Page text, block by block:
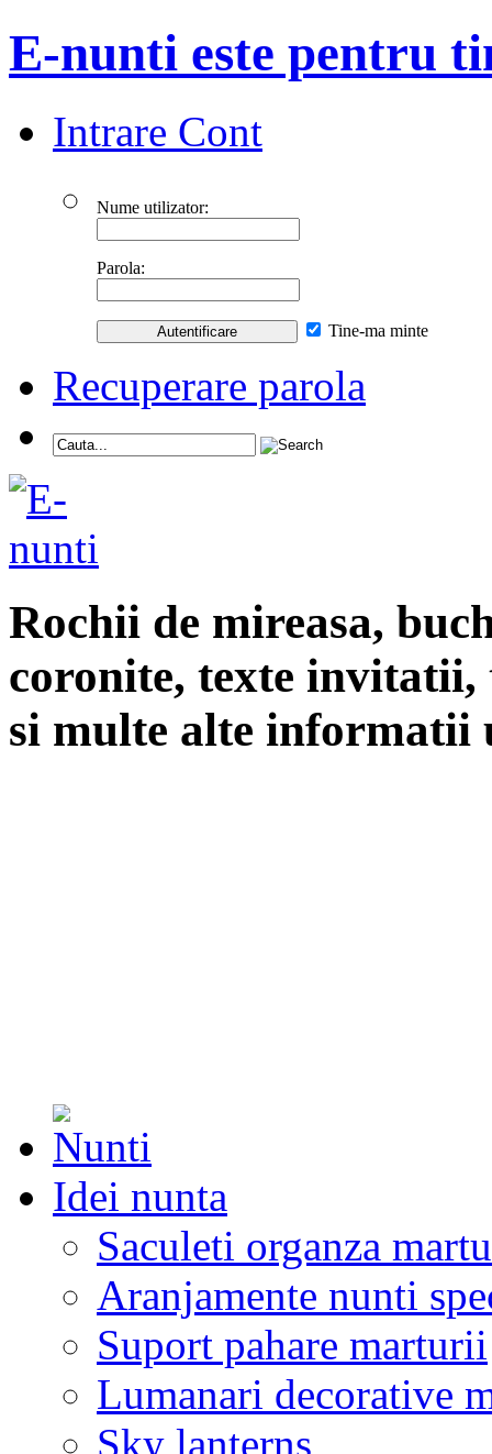
E-nunti este pentru
Intrare Cont
Nume utilizator:
Parola:
Tine-ma minte
Recuperare parola
Rochii de mireasa,
coronite, texte
si multe alte informatii
Idei nunta
Saculeti organza
Aranjamente nunti
Suport pahare marturii
Lumanari decorative
Sky lanterns